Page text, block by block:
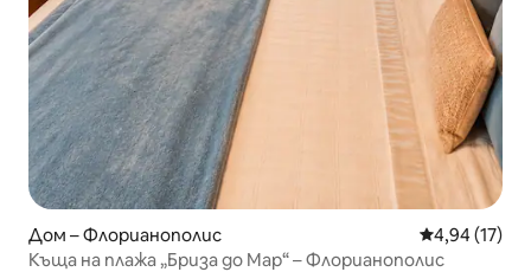
Дом – Флорианополис Средна
4,94 (17)
Къща на плажа „Бриза до Мар“ – Флорианополис